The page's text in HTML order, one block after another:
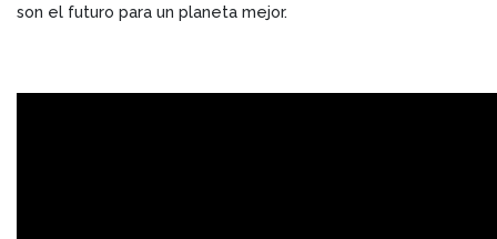
son el futuro para un planeta mejor.